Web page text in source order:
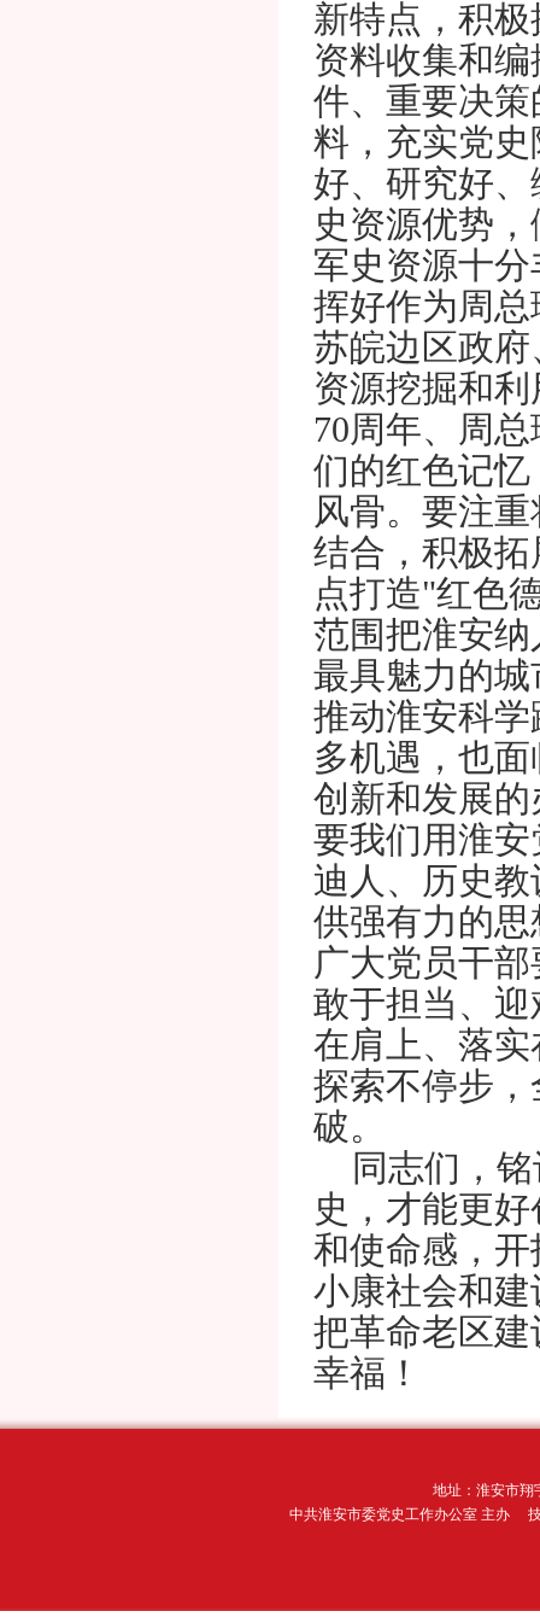
新特点，积
资料收集和
件、重要决
料，充实党
好、研究好
史资源优势
军史资源十
挥好作为周
苏皖边区政
资源挖掘和
70周年、周
们的红色记
风骨。要注
结合，积极
点打造"红色
范围把淮安
最具魅力的
推动淮安科
多机遇，也
创新和发展
要我们用淮
迪人、历史
供强有力的
广大党员干
敢于担当、
在肩上、落
探索不停步
破。
同志们，铭
史，才能更
和使命感，
小康社会和
把革命老区
幸福！
地址：淮安市翔
中共淮安市委党史工作办公室 主办